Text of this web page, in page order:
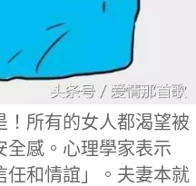
！所有的女人都渴望被
全感。心理學家表示
任和情誼」。夫妻本就